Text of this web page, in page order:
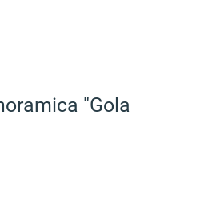
"Gola